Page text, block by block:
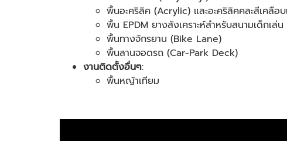
พื้นอะคริลิค (Acrylic) และอะคริลิคคละสีเคลือ
พื้น EPDM ยางสังเคราะห์สำหรับสนามเด็กเล่
พื้นทางจักรยาน (Bike Lane)
พื้นลานจอดรถ (Car-Park Deck)
งานติดตั้งอื่นๆ:
พื้นหญ้าเทียม